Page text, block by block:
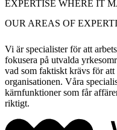
EXPERTISE WHERE IT
OUR AREAS OF
Vi är specialister för att
fokusera på utvalda
vad som faktiskt krävs för
organisationen. Våra
kärnfunktioner som får
riktigt.